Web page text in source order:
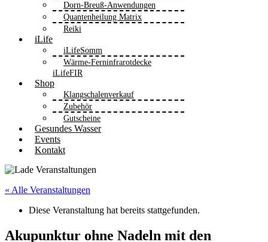
Dorn-Breuß-Anwendungen
Quantenheilung Matrix
Reiki
iLife
iLifeSomm
Wärme-Ferninfrarotdecke
iLifeFIR
Shop
Klangschalenverkauf
Zubehör
Gutscheine
Gesundes Wasser
Events
Kontakt
« Alle Veranstaltungen
Diese Veranstaltung hat bereits stattgefunden.
Akupunktur ohne Nadeln mit den